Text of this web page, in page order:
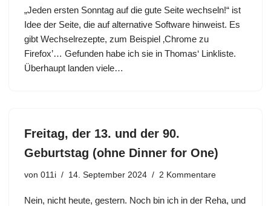
„Jeden ersten Sonntag auf die gute Seite wechseln!“ ist
Idee der Seite, die auf alternative Software hinweist. Es
gibt Wechselrezepte, zum Beispiel ‚Chrome zu
Firefox’… Gefunden habe ich sie in Thomas‘ Linkliste.
Überhaupt landen viele…
Freitag, der 13. und der 90.
Geburtstag (ohne Dinner for One)
von 011i 14. September 2024 2 Kommentare
Nein, nicht heute, gestern. Noch bin ich in der Reha, und